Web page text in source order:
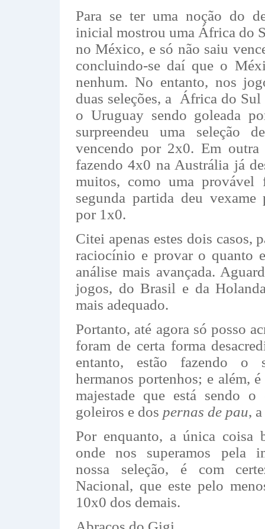
Para se ter uma noção do
inicial mostrou uma África do
no México, e só não saiu
concluindo-se daí que o
nenhum. No entanto, nos
duas seleções, a África do Sul
o Uruguay sendo goleada
surpreendeu uma seleção
vencendo por 2x0. Em outra
fazendo 4x0 na Austrália já
muitos, como uma provável
segunda partida deu vexame
por 1x0.
Citei apenas estes dois casos,
raciocínio e provar o quanto
análise mais avançada.
jogos, do Brasil e da
mais adequado.
Portanto, até agora só posso
foram de certa forma
entanto, estão fazendo o
hermanos portenhos; e além,
majestade que está sendo o
goleiros e dos pernas de pau, a
Por enquanto, a única coisa
onde nos superamos pela
nossa seleção, é com
Nacional, que este pelo
10x0 dos demais.